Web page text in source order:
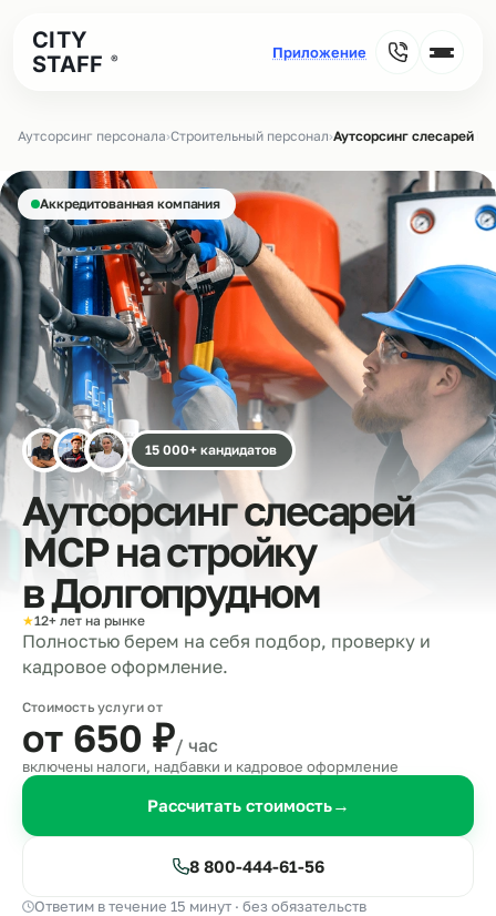
CITY
STAFF
®
Аутсорсинг персонала›Строительный персонал›Аутсорсинг слесарей
Аккредитованная компания
15 000+ кандидатов
Аутсорсинг слесарей
МСР на стройку
вДолгопрудном
★12+ лет на рынке
Полностью берем на себя подбор, проверку и
кадровое оформление.
Стоимость услуги от
от 650 ₽/ час
включены налоги, надбавки и кадровое оформление
Рассчитать стоимость→
8 800-444-61-56
Ответим в течение 15 минут · без обязательств